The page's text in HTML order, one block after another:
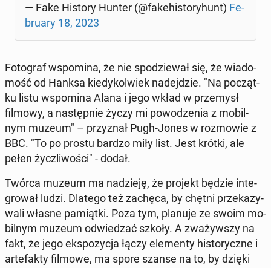
— Fake History Hunter (@fa­ke­hi­sto­ry­hunt) Fe­
bru­ary 18, 2023
Fo­to­graf wspo­mi­na, że nie spo­dzie­wał się, że wia­do­
mość od Hanksa kie­dy­kol­wiek na­dej­dzie. "Na po­cząt­
ku listu wspo­mi­na Alana i jego wkład w prze­mysł
filmowy, a na­stęp­nie życzy mi po­wo­dze­nia z mo­bil­
nym muzeum" – przy­znał Pugh-Jones w roz­mo­wie z
BBC. "To po prostu bardzo miły list. Jest krótki, ale
pełen życz­li­wo­ści" - dodał.
Twórca muzeum ma na­dzie­ję, że projekt będzie in­te­
gro­wał ludzi. Dlatego też zachęca, by chętni prze­ka­zy­
wa­li własne pa­miąt­ki. Poza tym, planuje ze swoim mo­
bil­nym muzeum od­wie­dzać szkoły. A zwa­żyw­szy na
fakt, że jego eks­po­zy­cja łączy ele­men­ty hi­sto­rycz­ne i
ar­te­fak­ty filmowe, ma spore szanse na to, by dzięki